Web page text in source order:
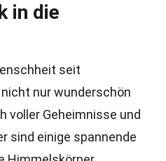
in die
seit
nur wunderschön
voller Geheimnisse und
sind einige spannende